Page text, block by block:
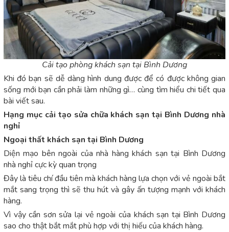
Cải tạo phòng khách sạn tại Bình Dương
Khi đó bạn sẽ dễ dàng hình dung được để có được không gian
sống mới bạn cần phải làm những gì… cùng tìm hiểu chi tiết qua
bài viết sau.
Hạng mục cải tạo sửa chữa khách sạn tại Bình Dương nhà
nghỉ
Ngoại thất khách sạn tại Bình Dương
Diện mạo bên ngoài của nhà hàng khách sạn tại Bình Dương
nhà nghỉ cực kỳ quan trọng
Đây là tiêu chí đầu tiên mà khách hàng lựa chọn với vẻ ngoài bắt
mắt sang trọng thì sẽ thu hút và gây ấn tượng mạnh với khách
hàng.
Vì vậy cần sơn sửa lại vẻ ngoài của khách sạn tại Bình Dương
sao cho thật bắt mắt phù hợp với thị hiếu của khách hàng.